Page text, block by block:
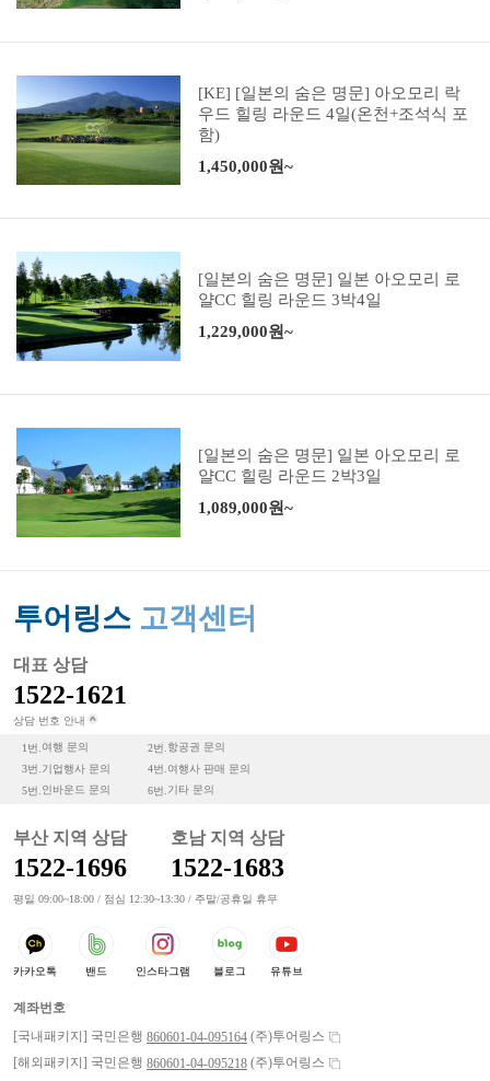
[KE] [일본의 숨은 명문] 아오모리 락
우드 힐링 라운드 4일(온천+조석식 포
함)
1,450,000원~
[일본의 숨은 명문] 일본 아오모리 로
얄CC 힐링 라운드 3박4일
1,229,000원~
[일본의 숨은 명문] 일본 아오모리 로
얄CC 힐링 라운드 2박3일
1,089,000원~
투어링스 고객센터
대표 상담
1522-1621
상담 번호 안내
1번. 여행 문의 2번. 항공권 문의
3번.기업행사 문의 4번.여행사 판매 문의
5번. 인바운드 문의 6번. 기타 문의
부산 지역 상담
1522-1696
호남 지역 상담
1522-1683
평일 09:00~18:00 / 점심 12:30~13:30 / 주말/공휴일 휴무
카카오톡 밴드 인스타그램 블로그 유튜브
계좌번호
[국내패키지] 국민은행 860601-04-095164 (주)투어링스
[해외패키지] 국민은행 860601-04-095218 (주)투어링스